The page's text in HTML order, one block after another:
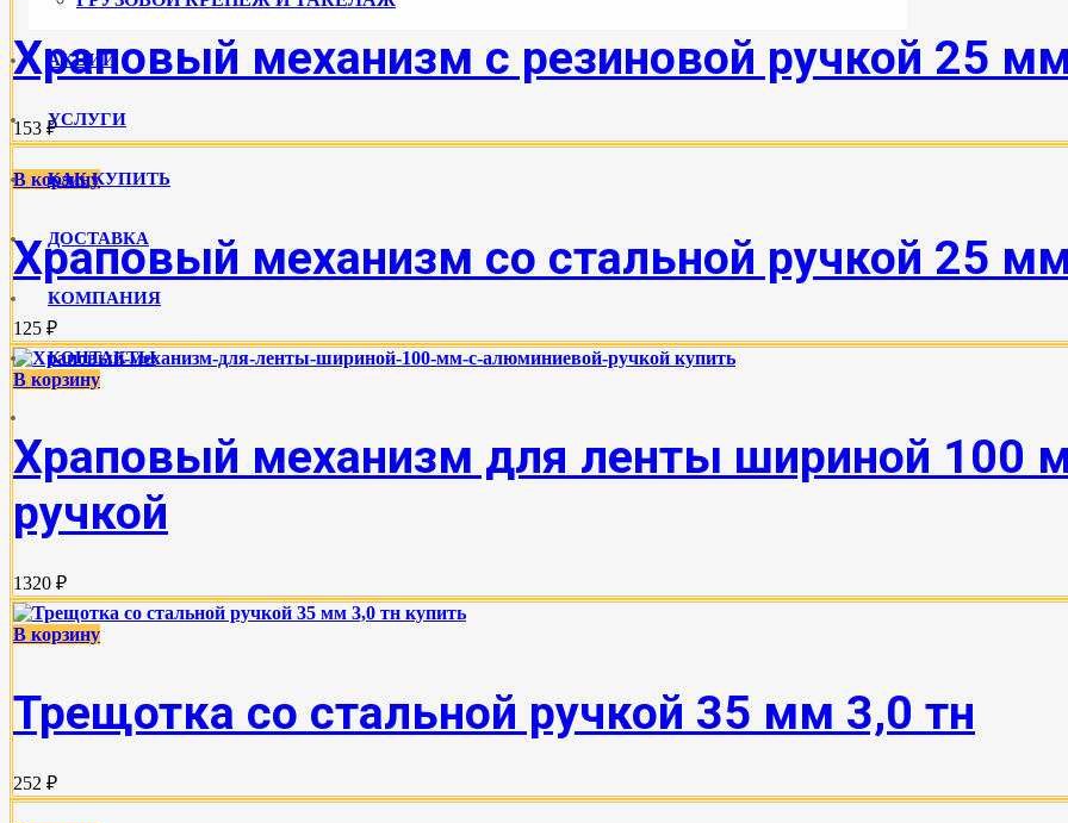
АКЦИИ
УСЛУГИ
КАК КУПИТЬ
ДОСТАВКА
КОМПАНИЯ
КОНТАКТЫ
Храповый механизм с резиновой ручкой 25
153 ₽
В корзину
Храповый механизм со стальной ручкой 25
125 ₽
В корзину
Храповый механизм для ленты шириной 100
ручкой
1320 ₽
В корзину
Трещотка со стальной ручкой 35 мм 3,0 тн
252 ₽